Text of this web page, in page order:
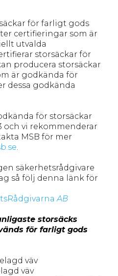
för farligt gods
certifieringar som är
utvalda
storsäckar för
producera storsäckar
är godkända för
dessa godkända
för storsäckar
och vi rekommenderar
MSB för mer
.
säkerhetsrådgivare
så följ denna länk för
AB
storsäcks
för farligt gods
väv
väv